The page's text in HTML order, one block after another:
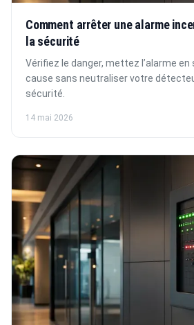
Comment arrêter une alarme
la sécurité
Vérifiez le danger, mettez l’alarme
cause sans neutraliser votre
sécurité.
14 mai 2026